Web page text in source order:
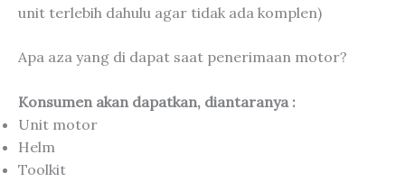
unit terlebih dahulu agar tidak ada komplen)
Apa aza yang di dapat saat penerimaan motor?
Konsumen akan dapatkan, diantaranya :
Unit motor
Helm
Toolkit